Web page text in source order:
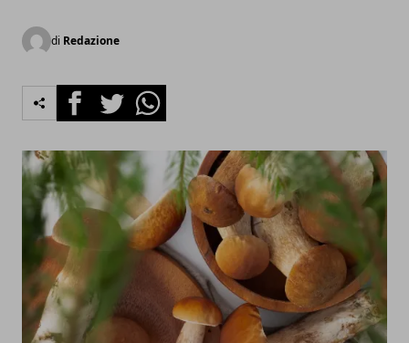
di Redazione
FacebookTwitterWhatsapp